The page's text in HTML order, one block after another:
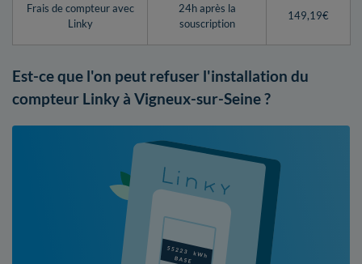
Frais de compteur avec
Linky
24h après la
souscription
149,19€
Est-ce que l'on peut refuser l'installation du
compteur Linky à Vigneux-sur-Seine ?